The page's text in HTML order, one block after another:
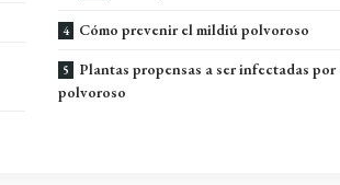
Cómo prevenir el mildiú polvoroso
Plantas propensas a ser infectadas
polvoroso